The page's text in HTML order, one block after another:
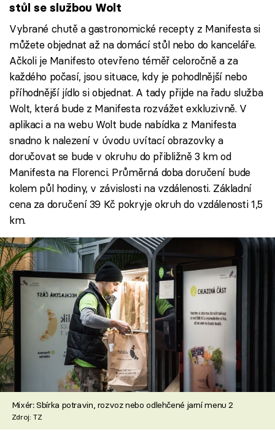
stůl se službou Wolt
Vybrané chutě a gastronomické recepty z Manifesta si
můžete objednat až na domácí stůl nebo do kanceláře.
Ačkoli je Manifesto otevřeno téměř celoročně a za
každého počasí, jsou situace, kdy je pohodlnější nebo
příhodnější jídlo si objednat. A tady přijde na řadu služba
Wolt, která bude z Manifesta rozvážet exkluzivně. V
aplikaci a na webu Wolt bude nabídka z Manifesta
snadno k nalezení v úvodu uvítací obrazovky a
doručovat se bude v okruhu do přibližně 3 km od
Manifesta na Florenci. Průměrná doba doručení bude
kolem půl hodiny, v závislosti na vzdálenosti. Základní
cena za doručení 39 Kč pokryje okruh do vzdálenosti 1,5
km.
Mixér: Sbírka potravin, rozvoz nebo odlehčené jarní menu 2
Zdroj: TZ